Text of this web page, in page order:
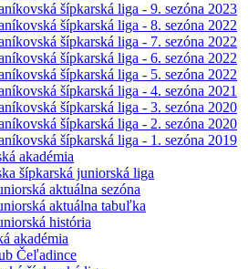
šípkarská liga - 9. sezóna 2023
šípkarská liga - 8. sezóna 2022
šípkarská liga - 7. sezóna 2022
šípkarská liga - 6. sezóna 2022
šípkarská liga - 5. sezóna 2022
šípkarská liga - 4. sezóna 2021
šípkarská liga - 3. sezóna 2020
šípkarská liga - 2. sezóna 2020
šípkarská liga - 1. sezóna 2019
akadémia
šípkarská juniorská liga
aktuálna sezóna
aktuálna tabuľka
história
akadémia
Čeľadince